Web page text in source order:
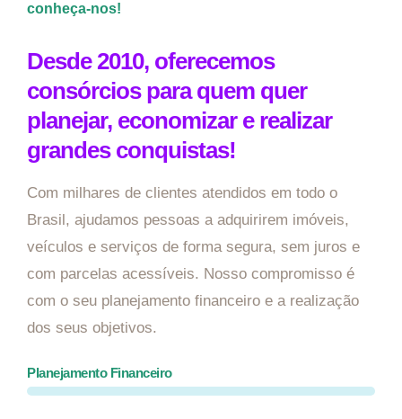
conheça-nos!
Desde 2010, oferecemos
consórcios para quem quer
planejar, economizar e realizar
grandes conquistas!
Com milhares de clientes atendidos em todo o
Brasil, ajudamos pessoas a adquirirem imóveis,
veículos e serviços de forma segura, sem juros e
com parcelas acessíveis. Nosso compromisso é
com o seu planejamento financeiro e a realização
dos seus objetivos.
Planejamento Financeiro